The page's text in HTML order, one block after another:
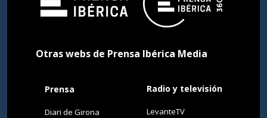
Otras webs de Prensa Ibérica Media
Prensa
Diari de Girona
Radio y televisión
LevanteTV